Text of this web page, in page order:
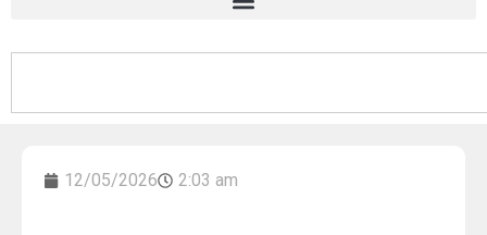
12/05/2026 2:03 am